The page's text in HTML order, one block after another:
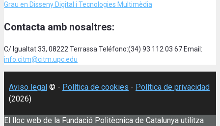
Grau en Disseny Digital i Tecnologies Multimèdia
Contacta amb nosaltres:
C/ Igualtat 33, 08222 Terrassa Teléfono:(34) 93 112 03 67 Email:
info.citm@citm.upc.edu
Aviso legal © - Política de cookies - Política de privacidad
(2026)
El lloc web de la Fundació Politècnica de Catalunya utilitza